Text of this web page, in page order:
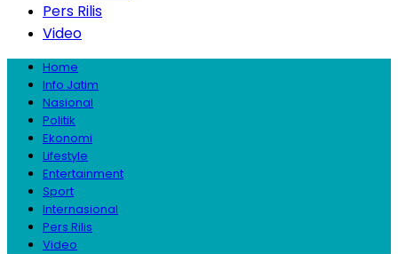
Pers Rilis
Video
Home
Info Jatim
Nasional
Politik
Ekonomi
Lifestyle
Entertainment
Sport
Internasional
Pers Rilis
Video